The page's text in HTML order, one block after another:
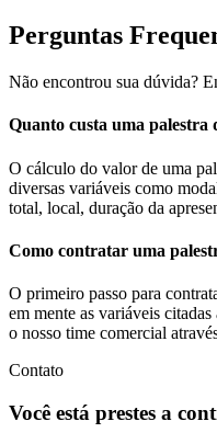
Perguntas
Não encontrou sua dúvida?
Quanto custa uma palestra
O cálculo do valor de uma
diversas variáveis como
total, local, duração da
Como contratar uma
O primeiro passo para
em mente as variáveis
o nosso time comercial
Contato
Você está prestes a